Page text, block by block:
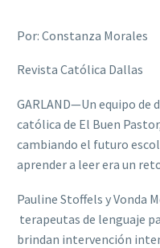
Por: Constanza Morales
Revista Católica Dallas
GARLAND—Un equipo de
católica de El Buen
cambiando el futuro
aprender a leer era un
Pauline Stoffels y Vonda
terapeutas de lenguaje
brindan intervención